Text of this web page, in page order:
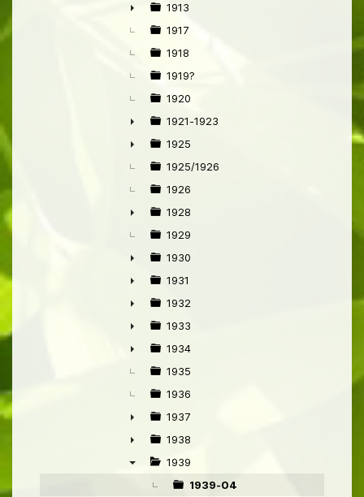
►
1913
1917
1918
1919?
1920
►
1921-1923
►
1925
1925/1926
1926
►
1928
1929
►
1930
►
1931
►
1932
►
1933
►
1934
1935
1936
►
1937
►
1938
1939
1939-04